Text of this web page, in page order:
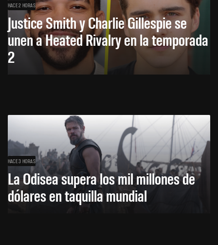
HACE 2 HORAS
Justice Smith y Charlie Gillespie se
unen a Heated Rivalry en la temporada
2
HACE 3 HORAS
La Odisea supera los mil millones de
dólares en taquilla mundial